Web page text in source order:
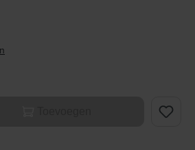
Voer de gewenste hoeveelheid in of